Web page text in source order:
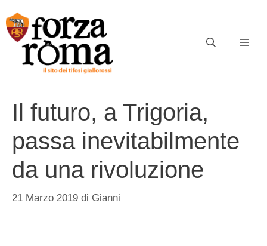
al
contenuto
Il futuro, a Trigoria,
passa inevitabilmente
da una rivoluzione
21 Marzo 2019 di Gianni